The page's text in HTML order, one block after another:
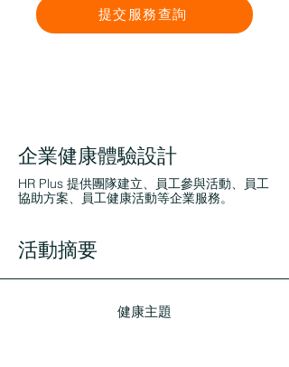
提交服務查詢
企業健康體驗設計
HR Plus 提供團隊建立、員工參與活動、員工
協助方案、員工健康活動等企業服務。
活動摘要
健康主題